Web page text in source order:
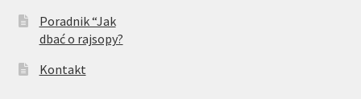
Poradnik “Jak
dbać o rajsopy?
Kontakt